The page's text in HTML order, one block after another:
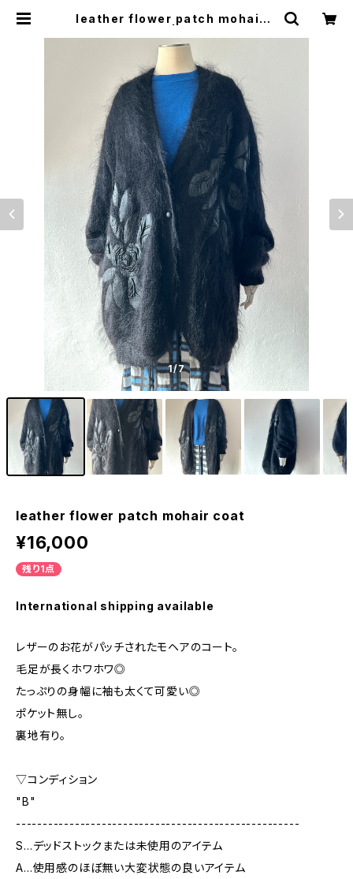
leather flower patch mohair c
1/7
leather flower patch mohair coat
¥16,000
残り1点
International shipping available
レザーのお花がパッチされたモヘアのコート。
毛足が長くホワホワ◎
たっぷりの身幅に袖も太くて可愛い◎
ポケット無し。
裏地有り。
▽コンディション
"B"
-----------------------------------------------------
S…デッドストックまたは未使用のアイテム
A…使用感のほぼ無い大変状態の良いアイテム